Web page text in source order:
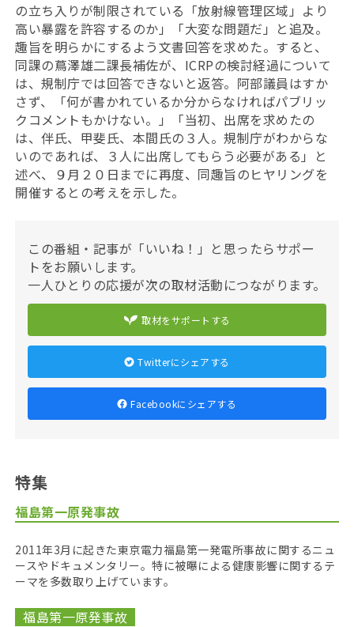
の立ち入りが制限されている「放射線管理区域」より
高い暴露を許容するのか」「大変な問題だ」と追及。
趣旨を明らかにするよう文書回答を求めた。すると、
同課の蔦澤雄二課長補佐が、ICRPの検討経過について
は、規制庁では回答できないと返答。阿部議員はすか
さず、「何が書かれているか分からなければパブリッ
クコメントもかけない。」「当初、出席を求めたの
は、伴氏、甲斐氏、本間氏の３人。規制庁がわからな
いのであれば、３人に出席してもらう必要がある」と
述べ、９月２０日までに再度、同趣旨のヒヤリングを
開催するとの考えを示した。
この番組・記事が「いいね！」と思ったらサポー
トをお願いします。
一人ひとりの応援が次の取材活動につながります。
取材をサポートする
Twitterにシェアする
Facebookにシェアする
特集
福島第一原発事故
2011年3月に起きた東京電力福島第一発電所事故に関するニュ
ースやドキュメンタリー。特に被曝による健康影響に関するテ
ーマを多数取り上げています。
福島第一原発事故